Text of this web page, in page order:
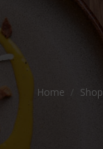
Home Shop